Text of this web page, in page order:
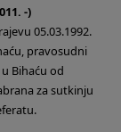
-)
05.03.1992.
pravosudni
Bihaću od
za sutkinju